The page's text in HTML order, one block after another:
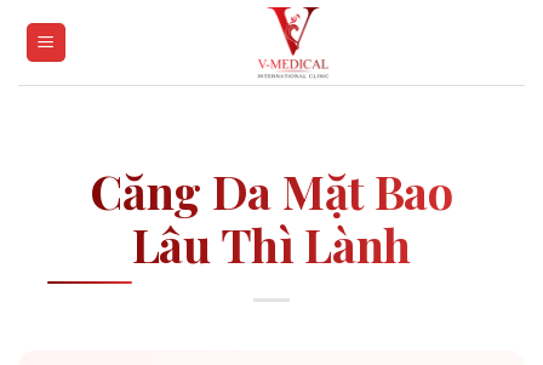
Căng Da Mặt Bao
Lâu Thì Lành